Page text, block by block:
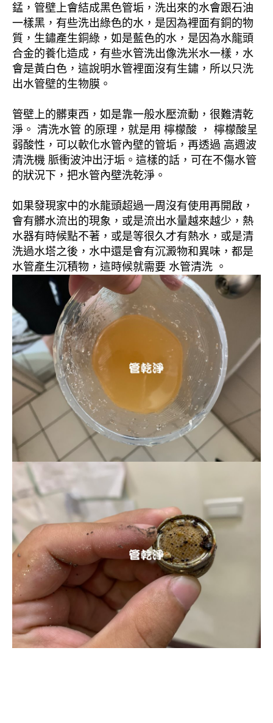
錳，管壁上會結成黑色管垢，洗出來的水會跟石油
一樣黑，有些洗出綠色的水，是因為裡面有銅的物
質，生鏽產生銅綠，如是藍色的水，是因為水龍頭
合金的養化造成，有些水管洗出像洗米水一樣，水
會是黃白色，這說明水管裡面沒有生鏽，所以只洗
出水管壁的生物膜。
管壁上的髒東西，如是靠一般水壓流動，很難清乾
淨。 清洗水管 的原理，就是用 檸檬酸 ， 檸檬酸呈
弱酸性，可以軟化水管內壁的管垢，再透過 高週波
清洗機 脈衝波沖出汙垢。這樣的話，可在不傷水管
的狀況下，把水管內壁洗乾淨。
如果發現家中的水龍頭超過一周沒有使用再開啟，
會有髒水流出的現象，或是流出水量越來越少，熱
水器有時候點不著，或是等很久才有熱水，或是清
洗過水塔之後，水中還是會有沉澱物和異味，都是
水管產生沉積物，這時候就需要 水管清洗 。